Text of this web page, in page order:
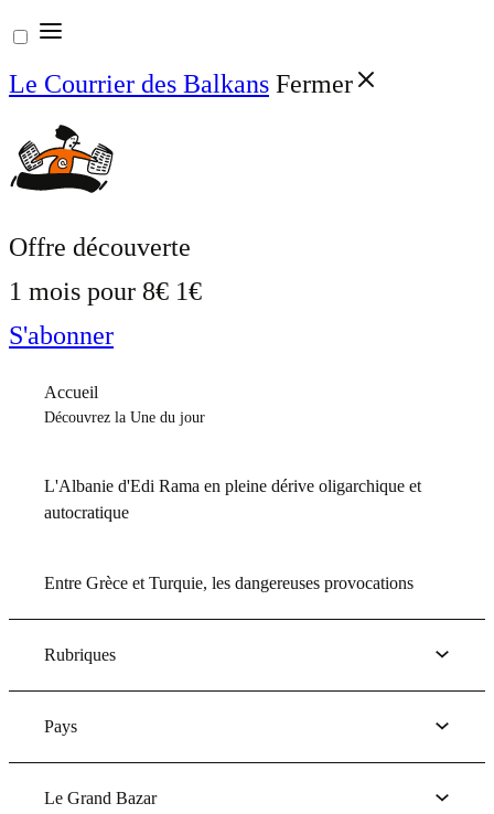
Aller
au
contenu
Le Courrier des Balkans Fermer
Offre découverte
1 mois pour 8€ 1€
S'abonner
Accueil
Découvrez la Une du jour
L'Albanie d'Edi Rama en pleine dérive oligarchique et
autocratique
Entre Grèce et Turquie, les dangereuses provocations
Rubriques
Pays
Le Grand Bazar